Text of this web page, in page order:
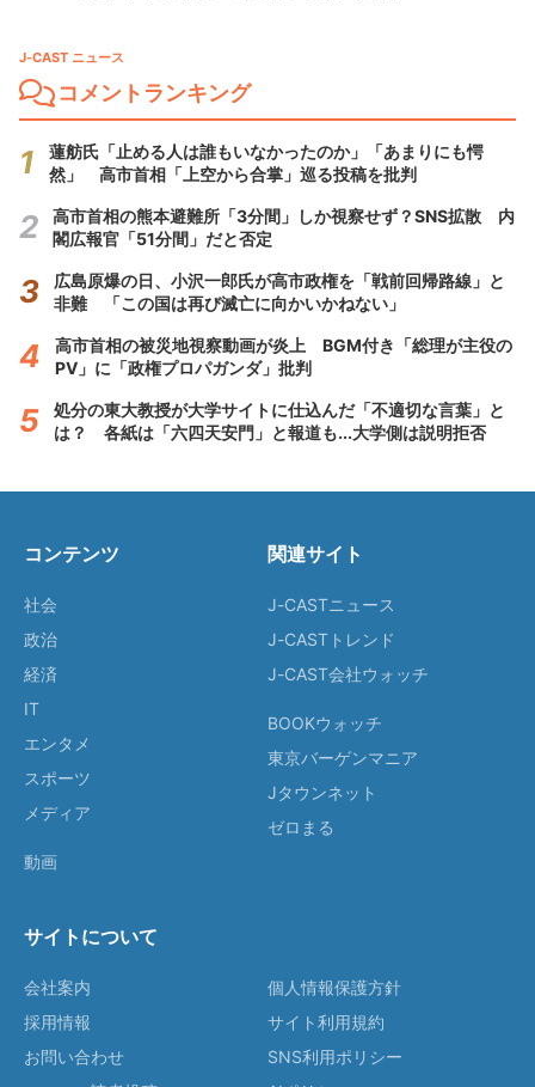
J-CAST ニュース
コメントランキング
蓮舫氏「止める人は誰もいなかったのか」「あまりにも愕
然」 高市首相「上空から合掌」巡る投稿を批判
高市首相の熊本避難所「3分間」しか視察せず？SNS拡散 内
閣広報官「51分間」だと否定
広島原爆の日、小沢一郎氏が高市政権を「戦前回帰路線」と
非難 「この国は再び滅亡に向かいかねない」
高市首相の被災地視察動画が炎上 BGM付き「総理が主役の
PV」に「政権プロパガンダ」批判
処分の東大教授が大学サイトに仕込んだ「不適切な言葉」と
は？ 各紙は「六四天安門」と報道も...大学側は説明拒否
コンテンツ
社会
政治
経済
IT
エンタメ
スポーツ
メディア
動画
関連サイト
J-CASTニュース
J-CASTトレンド
J-CAST会社ウォッチ
BOOKウォッチ
東京バーゲンマニア
Jタウンネット
ゼロまる
サイトについて
会社案内
採用情報
お問い合わせ
個人情報保護方針
サイト利用規約
SNS利用ポリシー